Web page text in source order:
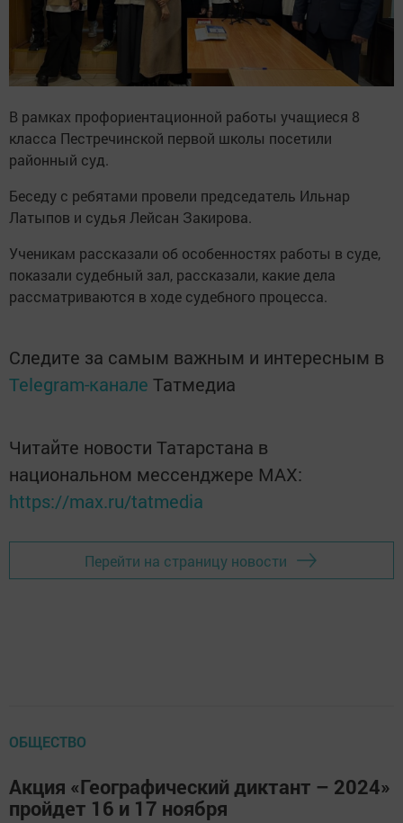
В рамках профориентационной работы учащиеся 8
класса Пестречинской первой школы посетили
районный суд.
Беседу с ребятами провели председатель Ильнар
Латыпов и судья Лейсан Закирова.
Ученикам рассказали об особенностях работы в суде,
показали судебный зал, рассказали, какие дела
рассматриваются в ходе судебного процесса.
Следите за самым важным и интересным в
Telegram-канале Татмедиа
Читайте новости Татарстана в
национальном мессенджере MАХ:
https://max.ru/tatmedia
Перейти на страницу новости
ОБЩЕСТВО
Акция «Географический диктант – 2024»
пройдет 16 и 17 ноября